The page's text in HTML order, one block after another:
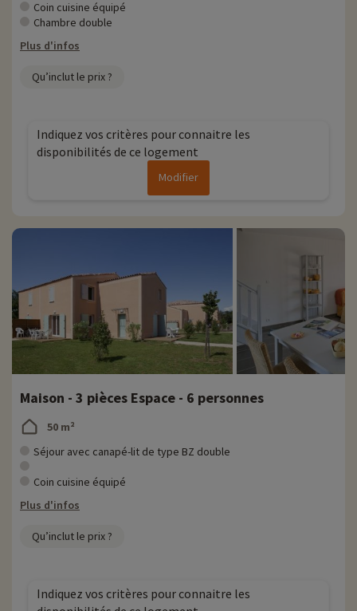
Coin cuisine équipé
Chambre double
Plus d'infos
Qu’inclut le prix ?
Indiquez vos critères pour connaitre les
disponibilités de ce logement
Modifier
Maison - 3 pièces Espace - 6 personnes
50 m²
Séjour avec canapé-lit de type BZ double
Coin cuisine équipé
Plus d'infos
Qu’inclut le prix ?
Indiquez vos critères pour connaitre les